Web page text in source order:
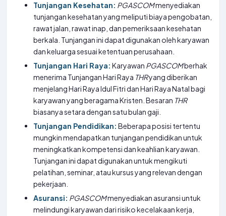
Tunjangan Kesehatan: PGASCOMmenyediakan
tunjangan kesehatan yang meliputi biaya pengobatan,
rawat jalan, rawat inap, dan pemeriksaan kesehatan
berkala. Tunjangan ini dapat digunakan oleh karyawan
dan keluarga sesuai ketentuan perusahaan.
Tunjangan Hari Raya: Karyawan PGASCOMberhak
menerima Tunjangan Hari Raya THRyang diberikan
menjelang Hari Raya Idul Fitri dan Hari Raya Natal bagi
karyawan yang beragama Kristen. Besaran THR
biasanya setara dengan satu bulan gaji.
Tunjangan Pendidikan: Beberapa posisi tertentu
mungkin mendapatkan tunjangan pendidikan untuk
meningkatkan kompetensi dan keahlian karyawan.
Tunjangan ini dapat digunakan untuk mengikuti
pelatihan, seminar, atau kursus yang relevan dengan
pekerjaan.
Asuransi: PGASCOMmenyediakan asuransi untuk
melindungi karyawan dari risiko kecelakaan kerja,